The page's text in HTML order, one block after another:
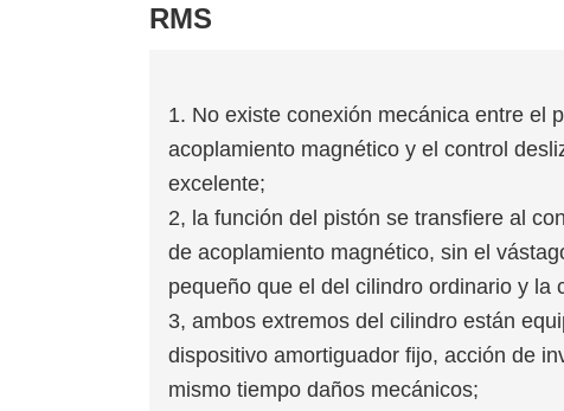
RMS
1. No existe conexión mecánica entre el
acoplamiento magnético y el control
excelente;
2, la función del pistón se transfiere al
de acoplamiento magnético, sin el
pequeño que el del cilindro ordinario y
3, ambos extremos del cilindro están
dispositivo amortiguador fijo, acción de
mismo tiempo daños mecánicos;